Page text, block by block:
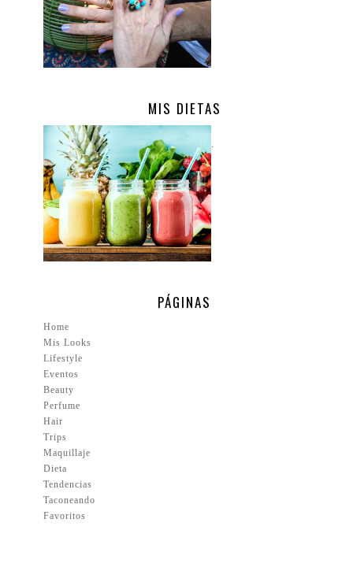
MIS DIETAS
PÁGINAS
Home
Mis Looks
Lifestyle
Eventos
Beauty
Perfume
Hair
Trips
Maquillaje
Dieta
Tendencias
Taconeando
Favoritos